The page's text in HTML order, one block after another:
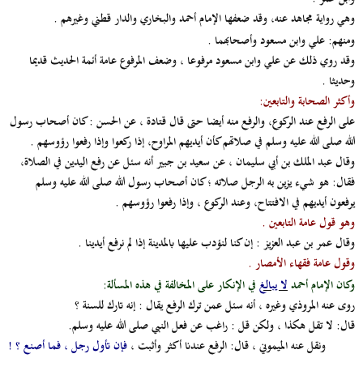
وهي رواية مجاهد عنه، وقد ضعفها الإمام أحمد والبخاري والدار قطني وغيرهم .
ومنهم:علي وابن مسعود وأصحابهما .
وقد روي ذلك عن علي وابن مسعود مرفوعا ، وضعف المرفوع عامة أئمة الحديث قديما
وحديثا .
وأكثر الصحابة والتابعين:
على الرفع عند الركوع، والرفع منه أيضا حتى قال قتادة ، عن الحسن : كان أصحاب رسول
الله صلى الله عليه وسلم في صلاتهم كأن أيديهم المراوح، إذا ركعوا وإذا رفعوا رؤوسهم .
وقال عبد الملك بن أبي سليمان ، عن سعيد بن جبير أنه سئل عن رفع اليدين في الصلاة،
فقال: هو شيء يزين به الرجل صلاته ؛ كان أصحاب رسول الله صلى الله عليه وسلم
يرفعون أيديهم في الافتتاح، وعند الركوع ، وإذا رفعوا رؤوسهم .
وهو قول عامة التابعين .
وقال عمر بن عبد العزيز : إن كنا لنؤدب عليها بالمدينة إذا لم نرفع أيدينا .
وقول عامة فقهاء الأمصار .
وكان الإمام أحمدلا يبالغفي الإنكار على المخالفة في هذه المسألة:
روى عنه المروذي وغيره ، أنه سئل عمن ترك الرفع يقال : إنه تارك للسنة ؟
قال: لا تقل هكذا ، ولكن قل : راغب عن فعل النبي صلى الله عليه وسلم.
ونقل عنه الميموني ، قال: الرفع عندنا أكثر وأثبت ،فإن تأول رجل ، فما أصنع ؟ !